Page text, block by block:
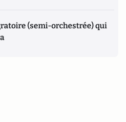
(semi-orchestrée) qui